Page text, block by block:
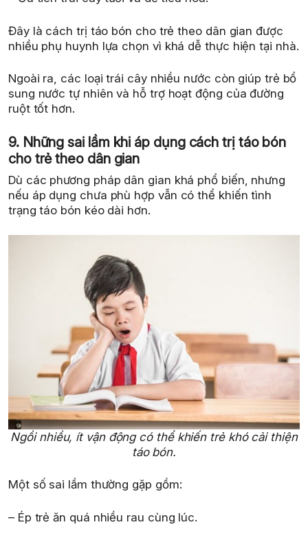
Đây là cách trị táo bón cho trẻ theo dân gian được
nhiều phụ huynh lựa chọn vì khá dễ thực hiện tại nhà.
Ngoài ra, các loại trái cây nhiều nước còn giúp trẻ bổ
sung nước tự nhiên và hỗ trợ hoạt động của đường
ruột tốt hơn.
9. Những sai lầm khi áp dụng cách trị táo bón
cho trẻ theo dân gian
Dù các phương pháp dân gian khá phổ biến, nhưng
nếu áp dụng chưa phù hợp vẫn có thể khiến tình
trạng táo bón kéo dài hơn.
Ngồi nhiều, ít vận động có thể khiến trẻ khó cải thiện
táo bón.
Một số sai lầm thường gặp gồm:
– Ép trẻ ăn quá nhiều rau cùng lúc.